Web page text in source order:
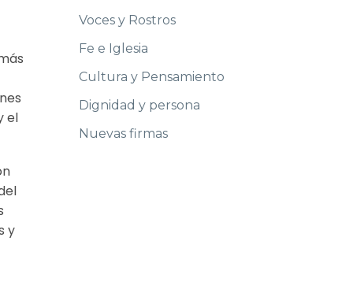
el
y
Voces y Rostros
Fe e Iglesia
Cultura y Pensamiento
Dignidad y persona
Nuevas firmas